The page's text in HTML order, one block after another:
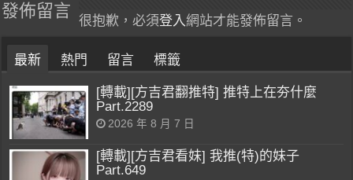
發佈留言
很抱歉，必須登入網站才能發佈留言。
最新 熱門 留言 標籤
[轉載][方吉君翻推特] 推特上在夯什麼
Part.2289
2026 年 8 月 7 日
[轉載][方吉君看妹] 我推(特)的妹子
Part.649